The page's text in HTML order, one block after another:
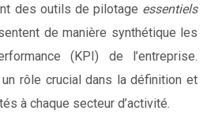
des outils de pilotage essentiels
de manière synthétique les
(KPI) de l’entreprise.
un rôle crucial dans la définition et
à chaque secteur d’activité.